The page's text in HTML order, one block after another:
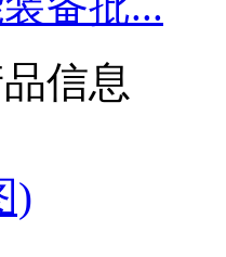
备批...
信息
)